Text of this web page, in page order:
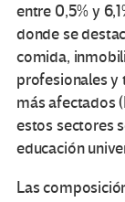
entre 0,5% y
donde se
comida,
profesionales y
más afectados
estos sectores
educación
Las